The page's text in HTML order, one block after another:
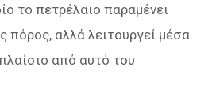
το πετρέλαιο παραμένει
πόρος, αλλά λειτουργεί μέσα
από αυτό του